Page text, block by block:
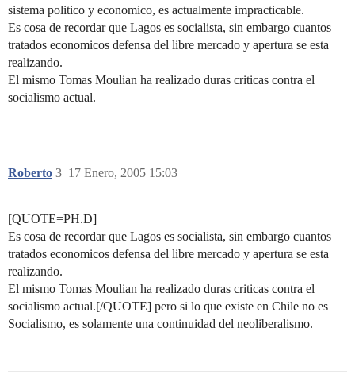
sistema politico y economico, es actualmente impracticable.
Es cosa de recordar que Lagos es socialista, sin embargo cuantos
tratados economicos defensa del libre mercado y apertura se esta
realizando.
El mismo Tomas Moulian ha realizado duras criticas contra el
socialismo actual.
Roberto 17 Enero, 2005 15:03
3
[QUOTE=PH.D]
Es cosa de recordar que Lagos es socialista, sin embargo cuantos
tratados economicos defensa del libre mercado y apertura se esta
realizando.
El mismo Tomas Moulian ha realizado duras criticas contra el
socialismo actual.[/QUOTE] pero si lo que existe en Chile no es
Socialismo, es solamente una continuidad del neoliberalismo.